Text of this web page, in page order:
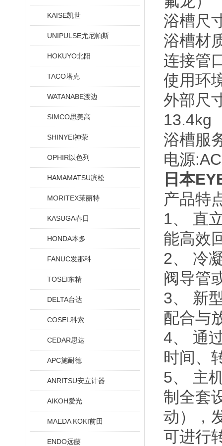
KAISE凯世
UNIPULSE尤尼帕斯
HOKUYO北阳
TACO塔克
WATANABE渡边
SIMCO思美高
SHINYEI神荣
OPHIR以色列
HAMAMATSU滨松
MORITEX茉丽特
KASUGA春日
HONDA本多
FANUC发那科
TOSEI东精
DELTA台达
COSEL科索
CEDAR思达
APC施耐德
ANRITSU安立计器
AIKOH爱光
MAEDA KOKI前田
ENDO远藤
浴槽尺
浴槽材
连接管
使用环
外部尺
13.4kg
浴槽服
电源
日本
产品特
1、 直
能高效
2、 冷
阀导管
3、 新
配合与
4、 通
时间、
5、 主
制全套
动），
可进行